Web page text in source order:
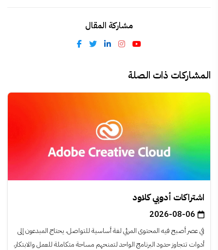
مشاركة المقال
المشاركات ذات الصلة
اشتراكات أدوبي كلاود
2026-08-06
في عصر أصبح فيه المحتوى المرئي لغة أساسية للتواصل، يحتاج المبدعون إلى
أدوات تتجاوز حدود البرنامج الواحد لتمنحهم مساحة متكاملة للعمل والابتكار،